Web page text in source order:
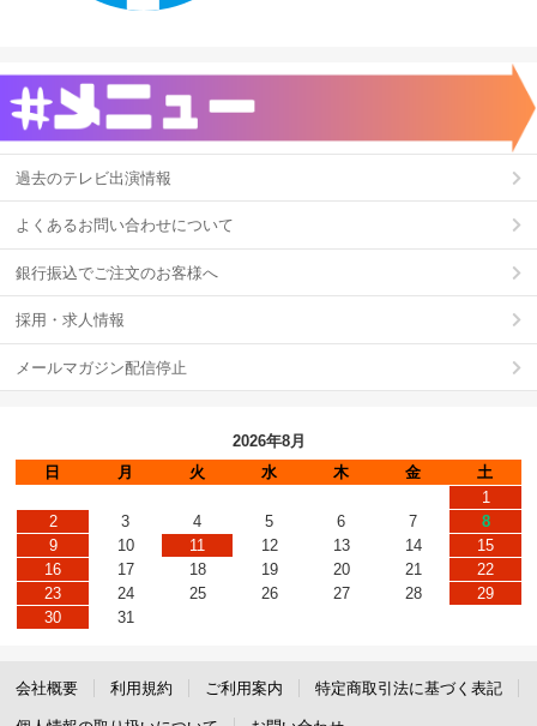
過去のテレビ出演情報
よくあるお問い合わせについて
銀行振込でご注文のお客様へ
採用・求人情報
メールマガジン配信停止
2026年8月
日
月 火 水 木 金
土
1
2
3 4 5 6 7
8
9
10 11 12 13 14
15
16
17 18 19 20 21
22
23
24 25 26 27 28
29
30
31
会社概要 利用規約 ご利用案内 特定商取引法に基づく表記